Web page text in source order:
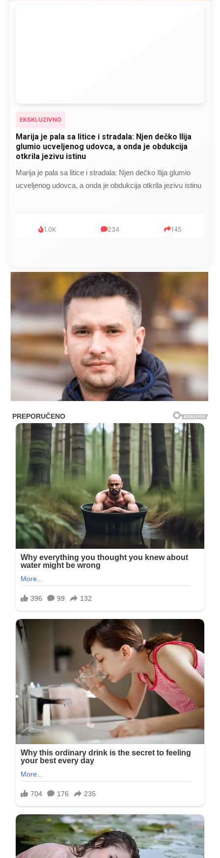
EKSKLUZIVNO
Marija je pala sa litice i stradala: Njen dečko Ilija
glumio ucveljenog udovca, a onda je obdukcija
otkrila jezivu istinu
Marija je pala sa litice i stradala: Njen dečko Ilija glumio
ucveljenog udovca, a onda je obdukcija otkrila jezivu istinu
1.0K 234 145